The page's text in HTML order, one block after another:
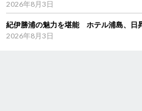
2026年8月3日
紀伊勝浦の魅力を堪能 ホテル浦島、日
2026年8月3日